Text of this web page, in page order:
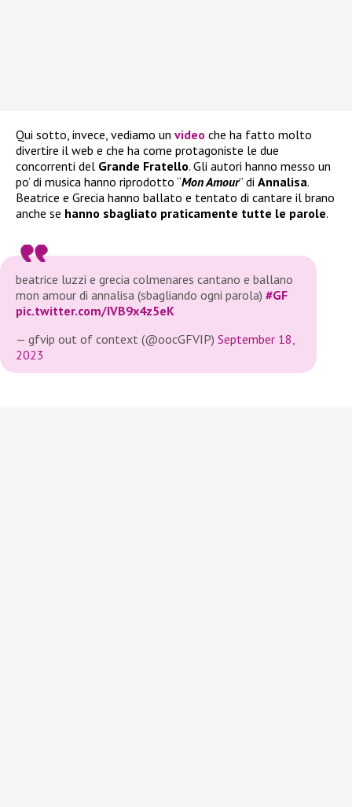
Qui sotto, invece, vediamo un video che ha fatto molto
divertire il web e che ha come protagoniste le due
concorrenti del Grande Fratello. Gli autori hanno messo un
po’ di musica hanno riprodotto “Mon Amour” di Annalisa.
Beatrice e Grecia hanno ballato e tentato di cantare il brano
anche se hanno sbagliato praticamente tutte le parole.
beatrice luzzi e grecia colmenares cantano e ballano
mon amour di annalisa (sbagliando ogni parola) #GF
pic.twitter.com/IVB9x4z5eK
— gfvip out of context (@oocGFVIP) September 18,
2023